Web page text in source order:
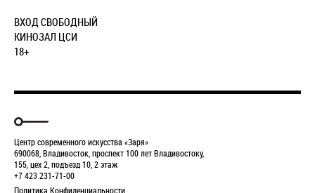
ВХОД СВОБОДНЫЙ
КИНОЗАЛ ЦСИ
18+
Центр современного искусства «Заря»
690068, Владивосток, проспект 100 лет Владивостоку,
155, цех 2, подъезд 10, 2 этаж
+7 423 231-71-00
Политика Конфиденциальности